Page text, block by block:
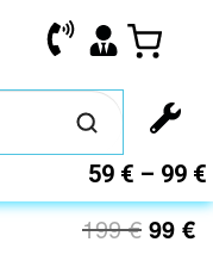
59 € – 99 €
199€ 99 €